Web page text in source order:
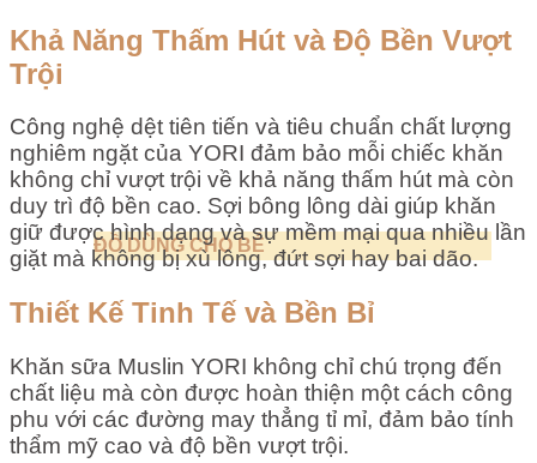
ĐỒ DÙNG CHO BÉ
Khả Năng Thấm Hút và Độ Bền Vượt
Trội
Công nghệ dệt tiên tiến và tiêu chuẩn chất lượng
nghiêm ngặt của YORI đảm bảo mỗi chiếc khăn
không chỉ vượt trội về khả năng thấm hút mà còn
duy trì độ bền cao. Sợi bông lông dài giúp khăn
giữ được hình dạng và sự mềm mại qua nhiều lần
giặt mà không bị xù lông, đứt sợi hay bai dão.
Thiết Kế Tinh Tế và Bền Bỉ
Khăn sữa Muslin YORI không chỉ chú trọng đến
chất liệu mà còn được hoàn thiện một cách công
phu với các đường may thẳng tỉ mỉ, đảm bảo tính
thẩm mỹ cao và độ bền vượt trội.